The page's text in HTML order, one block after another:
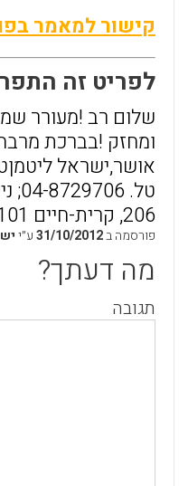
קישור למאמר
לפריט זה התפרסמו 1
שלום רב !מעורר
ומחזק !בברכת
206, קרית-חיים 26101
פורסמה ב31/10/2012ע״י
מה דעתך?
תגובה